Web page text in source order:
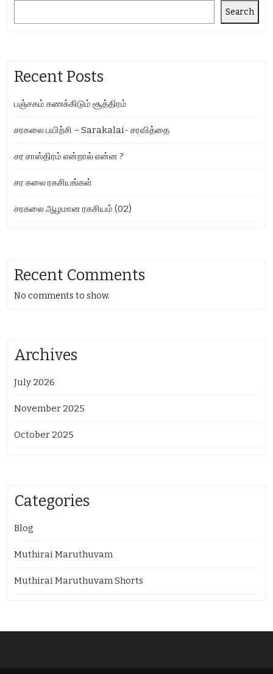
Search
Recent Posts
பஞ்சகம் கணக்கிடும் சூத்திரம்
சரகலை பயிற்சி – Sarakalai- சரவித்தை
சர சாஸ்திரம் என்றால் என்ன ?
சர கலை ரகசியங்கள்
சரகலை ஆழமான ரகசியம் (02)
Recent Comments
No comments to show.
Archives
July 2026
November 2025
October 2025
Categories
Blog
Muthirai Maruthuvam
Muthirai Maruthuvam Shorts